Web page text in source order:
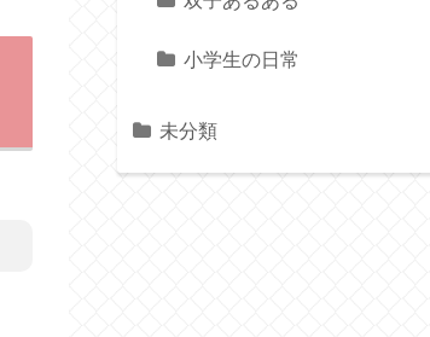
小学生の日常
未分類